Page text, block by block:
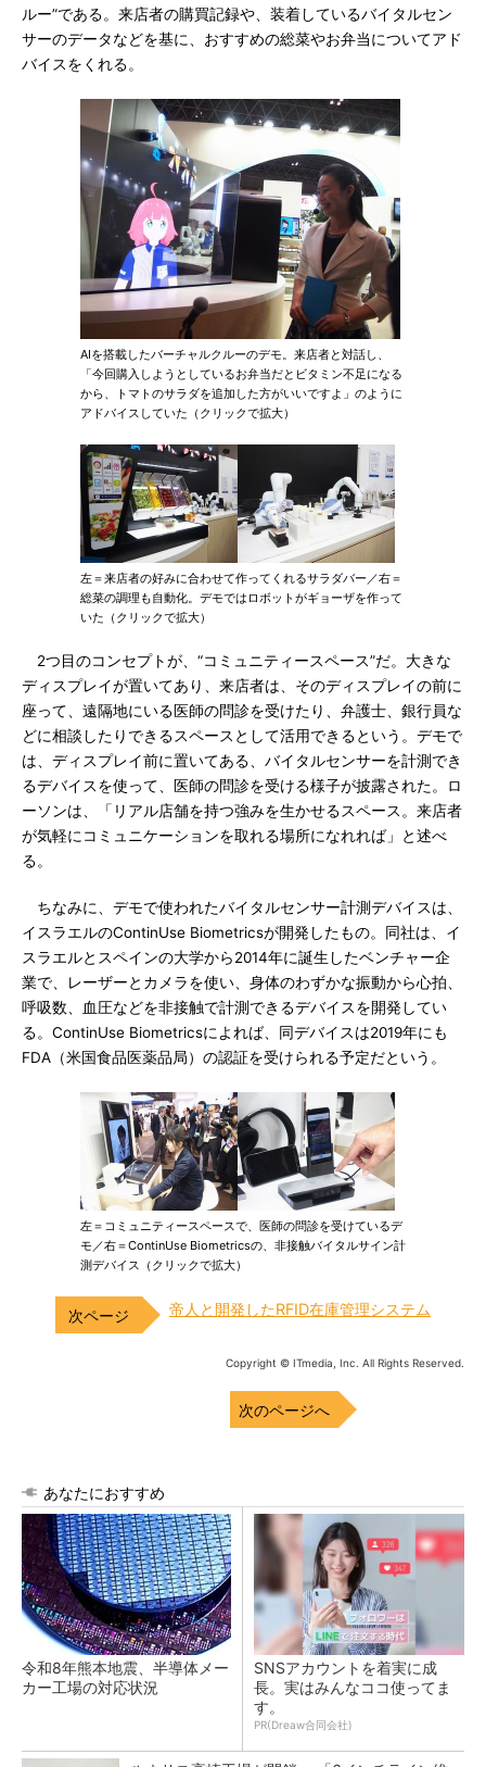
ルー”である。来店者の購買記録や、装着しているバイタルセン
サーのデータなどを基に、おすすめの総菜やお弁当についてアド
バイスをくれる。
AIを搭載したバーチャルクルーのデモ。来店者と対話し、
「今回購入しようとしているお弁当だとビタミン不足になる
から、トマトのサラダを追加した方がいいですよ」のように
アドバイスしていた（クリックで拡大）
左＝来店者の好みに合わせて作ってくれるサラダバー／右＝
総菜の調理も自動化。デモではロボットがギョーザを作って
いた（クリックで拡大）
2つ目のコンセプトが、“コミュニティースペース”だ。大きな
ディスプレイが置いてあり、来店者は、そのディスプレイの前に
座って、遠隔地にいる医師の問診を受けたり、弁護士、銀行員な
どに相談したりできるスペースとして活用できるという。デモで
は、ディスプレイ前に置いてある、バイタルセンサーを計測でき
るデバイスを使って、医師の問診を受ける様子が披露された。ロ
ーソンは、「リアル店舗を持つ強みを生かせるスペース。来店者
が気軽にコミュニケーションを取れる場所になれれば」と述べ
る。
ちなみに、デモで使われたバイタルセンサー計測デバイスは、
イスラエルのContinUse Biometricsが開発したもの。同社は、イ
スラエルとスペインの大学から2014年に誕生したベンチャー企
業で、レーザーとカメラを使い、身体のわずかな振動から心拍、
呼吸数、血圧などを非接触で計測できるデバイスを開発してい
る。ContinUse Biometricsによれば、同デバイスは2019年にも
FDA（米国食品医薬品局）の認証を受けられる予定だという。
左＝コミュニティースペースで、医師の問診を受けているデ
モ／右＝ContinUse Biometricsの、非接触バイタルサイン計
測デバイス（クリックで拡大）
帝人と開発したRFID在庫管理システム
Copyright © ITmedia, Inc. All Rights Reserved.
次のページへ
あなたにおすすめ
令和8年熊本地震、半導体メー
カー工場の対応状況
SNSアカウントを着実に成
長。実はみんなココ使ってま
す。
PR(Dreaw合同会社)